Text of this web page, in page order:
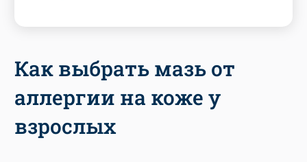
Как выбрать мазь от
аллергии на коже у
взрослых